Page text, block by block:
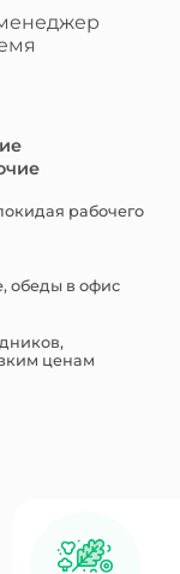
рабочего
обеды в офис
ценам